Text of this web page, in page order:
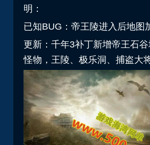
明：
已知BUG：帝王陵进入后地图
更新：千年3补丁新增帝王石谷
怪物，王陵、极乐洞、捕盗大